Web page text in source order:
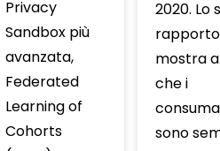
Privacy
Sandbox più
avanzata,
Federated
Learning of
Cohorts
2020. Lo
rapporto
mostra
che i
sono